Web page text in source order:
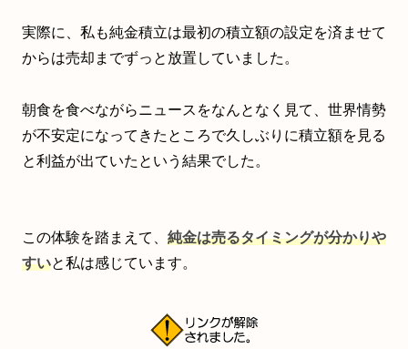
実際に、私も純金積立は最初の積立額の設定を済ませて
からは売却までずっと放置していました。
朝食を食べながらニュースをなんとなく見て、世界情勢
が不安定になってきたところで久しぶりに積立額を見る
と利益が出ていたという結果でした。
この体験を踏まえて、 純金は売るタイミングが分かりや
すいと私は感じています。